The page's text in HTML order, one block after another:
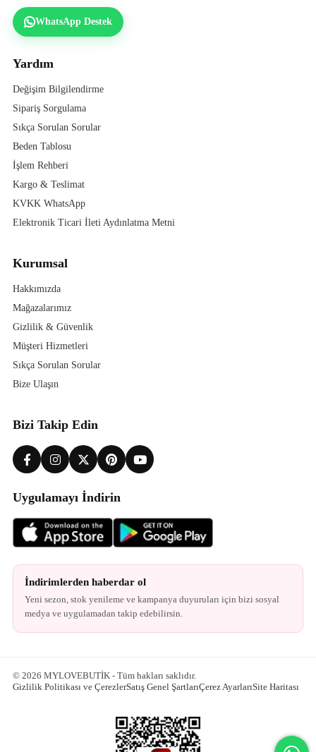
WhatsApp Destek
Yardım
Değişim Bilgilendirme
Sipariş Sorgulama
Sıkça Sorulan Sorular
Beden Tablosu
İşlem Rehberi
Kargo & Teslimat
KVKK WhatsApp
Elektronik Ticari İleti Aydınlatma Metni
Kurumsal
Hakkımızda
Mağazalarımız
Gizlilik & Güvenlik
Müşteri Hizmetleri
Sıkça Sorulan Sorular
Bize Ulaşın
Bizi Takip Edin
Uygulamayı İndirin
İndirimlerden haberdar ol
Yeni sezon, stok yenileme ve kampanya duyuruları için bizi sosyal
medya ve uygulamadan takip edebilirsin.
© 2026 MYLOVEBUTİK - Tüm hakları saklıdır.
Gizlilik Politikası ve ÇerezlerSatış Genel ŞartlarıÇerez AyarlarıSite Haritası